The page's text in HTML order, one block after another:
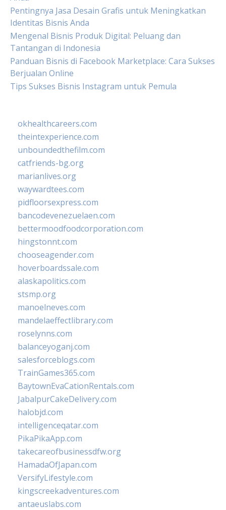
Pentingnya Jasa Desain Grafis untuk Meningkatkan
Identitas Bisnis Anda
Mengenal Bisnis Produk Digital: Peluang dan
Tantangan di Indonesia
Panduan Bisnis di Facebook Marketplace: Cara Sukses
Berjualan Online
Tips Sukses Bisnis Instagram untuk Pemula
okhealthcareers.com
theintexperience.com
unboundedthefilm.com
catfriends-bg.org
marianlives.org
waywardtees.com
pidfloorsexpress.com
bancodevenezuelaen.com
bettermoodfoodcorporation.com
hingstonnt.com
chooseagender.com
hoverboardssale.com
alaskapolitics.com
stsmp.org
manoelneves.com
mandelaeffectlibrary.com
roselynns.com
balanceyoganj.com
salesforceblogs.com
TrainGames365.com
BaytownEvaCationRentals.com
JabalpurCakeDelivery.com
halobjd.com
intelligenceqatar.com
PikaPikaApp.com
takecareofbusinessdfw.org
HamadaOfJapan.com
VersifyLifestyle.com
kingscreekadventures.com
antaeuslabs.com